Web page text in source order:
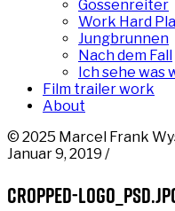
Gossenreiter
Work Hard
Jungbrunnen
Nach dem Fall
Ich sehe was
Film trailer work
About
© 2025 Marcel Frank
Januar 9, 2019 /
cropped-